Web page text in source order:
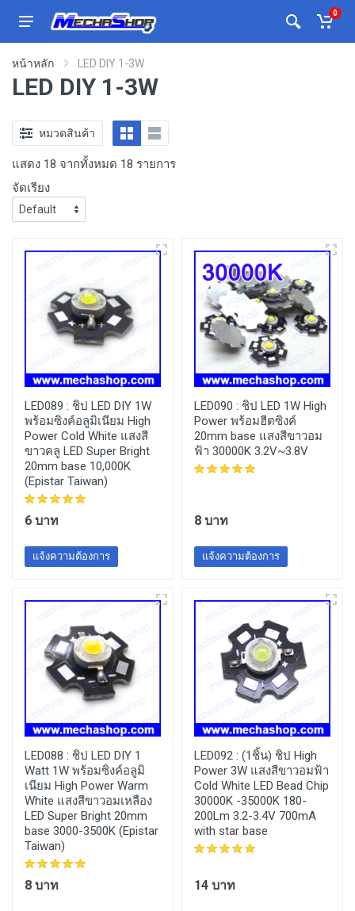
0
หน้าหลัก LED DIY 1-3W
LED DIY 1-3W
หมวดสินค้า
แสดง 18 จากทั้งหมด 18 รายการ
จัดเรียง
LED089 : ชิป LED DIY 1W
พร้อมซิงค์อลูมิเนียม High
Power Cold White แสงสี
ขาวคลู LED Super Bright
20mm base 10,000K
(Epistar Taiwan)
6 บาท
แจ้งความต้องการ
LED090 : ชิป LED 1W High
Power พร้อมฮีตซิงค์
20mm base แสงสีขาวอม
ฟ้า 30000K 3.2V~3.8V
8 บาท
แจ้งความต้องการ
LED088 : ชิป LED DIY 1
Watt 1W พร้อมซิงค์อลูมิ
เนียม High Power Warm
White แสงสีขาวอมเหลือง
LED Super Bright 20mm
base 3000-3500K (Epistar
Taiwan)
8 บาท
LED092 : (1ชิ้น) ชิป High
Power 3W แสงสีขาวอมฟ้า
Cold White LED Bead Chip
30000K -35000K 180-
200Lm 3.2-3.4V 700mA
with star base
14 บาท